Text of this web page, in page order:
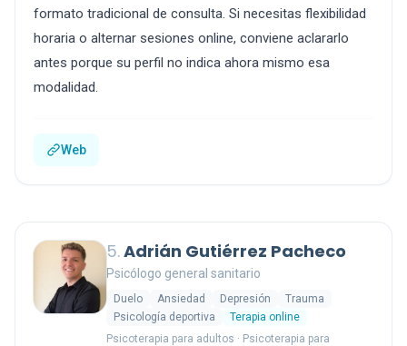
formato tradicional de consulta. Si necesitas flexibilidad
horaria o alternar sesiones online, conviene aclararlo
antes porque su perfil no indica ahora mismo esa
modalidad.
Web
5.Adrián Gutiérrez Pacheco
Psicólogo general sanitario
Duelo Ansiedad Depresión
Trauma
Psicología deportiva
Terapia online
Psicoterapia para adultos · Psicoterapia para